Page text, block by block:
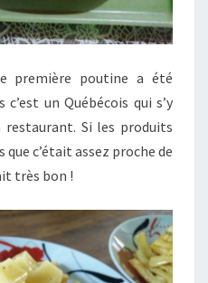
première poutine a été
un Québécois qui s’y
Si les produits
c’était assez proche de
très bon !